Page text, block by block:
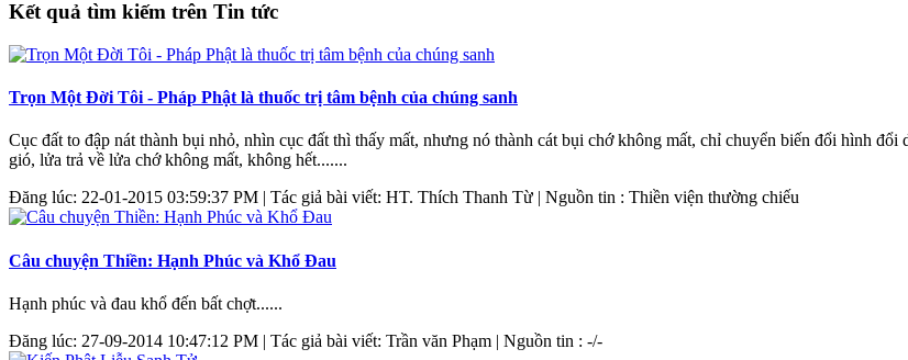
Kết quả tìm kiếm trên Tin tức
Trọn Một Đời Tôi - Pháp Phật là thuốc trị tâm bệnh của chúng sanh
Cục đất to đập nát thành bụi nhỏ, nhìn cục đất thì thấy mất, nhưng nó thành cát bụi chớ không mất, chỉ chuyển biến đổi hình
gió, lửa trả về lửa chớ không mất, không hết.......
Đăng lúc: 22-01-2015 03:59:37 PM | Tác giả bài viết: HT. Thích Thanh Từ | Nguồn tin : Thiền viện thường chiếu
Câu chuyện Thiền: Hạnh Phúc và Khổ Đau
Hạnh phúc và đau khổ đến bất chợt......
Đăng lúc: 27-09-2014 10:47:12 PM | Tác giả bài viết: Trần văn Phạm | Nguồn tin : -/-